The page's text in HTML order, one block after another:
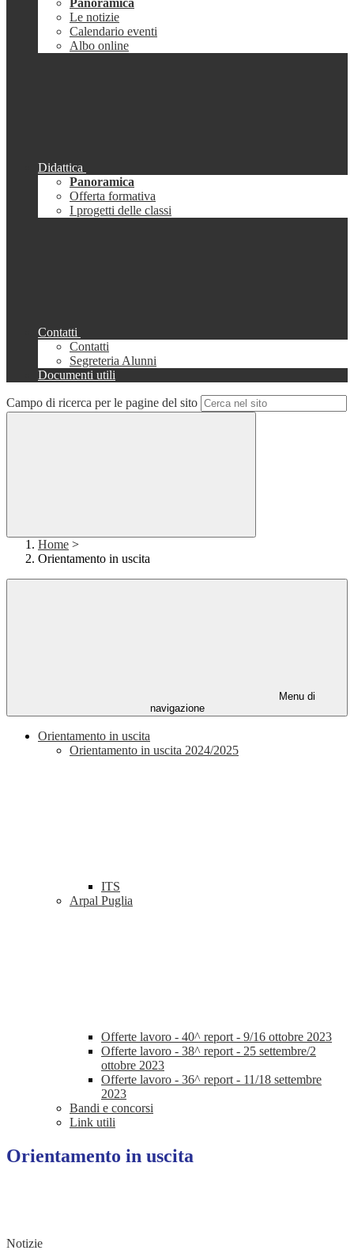
Panoramica
Le notizie
Calendario eventi
Albo online
Didattica
Panoramica
Offerta formativa
I progetti delle classi
Contatti
Contatti
Segreteria Alunni
Documenti utili
Campo di ricerca per le pagine del sito
Home >
Orientamento in uscita
Menu di
navigazione
Orientamento in uscita
Orientamento in uscita 2024/2025
ITS
Arpal Puglia
Offerte lavoro - 40^ report - 9/16 ottobre 2023
Offerte lavoro - 38^ report - 25 settembre/2
ottobre 2023
Offerte lavoro - 36^ report - 11/18 settembre
2023
Bandi e concorsi
Link utili
Orientamento in uscita
Notizie